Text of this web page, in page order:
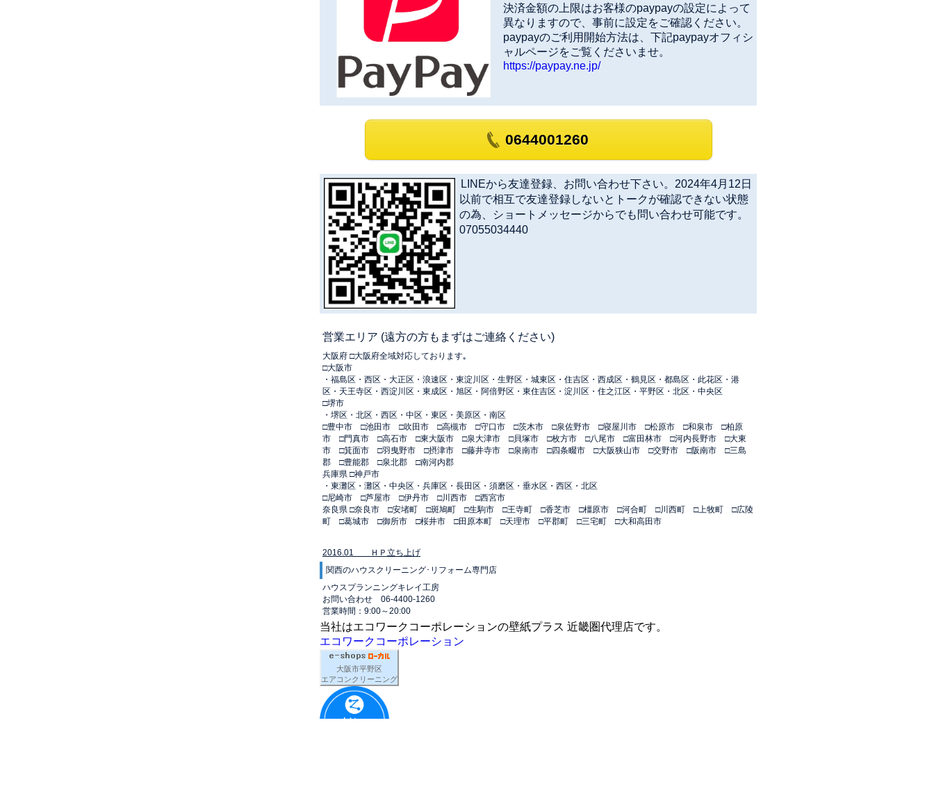
決済金額の上限はお客様のpaypayの設定によって
異なりますので、事前に設定をご確認ください。
paypayのご利用開始方法は、下記paypayオフィシ
ャルページをご覧くださいませ。
https://paypay.ne.jp/
0644001260
LINEから友達登録、お問い合わせ下さい。2024年4月12日
以前で相互で友達登録しないとトークが確認できない状態
の為、ショートメッセージからでも問い合わせ可能です。
07055034440
営業エリア (遠方の方もまずはご連絡ください)
大阪府 □大阪府全域対応しております｡
□大阪市
・福島区・西区・大正区・浪速区・東淀川区・生野区・城東区・住吉区・西成区・鶴見区・都島区・此花区・港
区・天王寺区・西淀川区・東成区・旭区・阿倍野区・東住吉区・淀川区・住之江区・平野区・北区・中央区
□堺市
・堺区・北区・西区・中区・東区・美原区・南区
□豊中市 □池田市 □吹田市 □高槻市 □守口市 □茨木市 □泉佐野市 □寝屋川市 □松原市 □和泉市 □柏原
市 □門真市 □高石市 □東大阪市 □泉大津市 □貝塚市 □枚方市 □八尾市 □富田林市 □河内長野市 □大東
市 □箕面市 □羽曳野市 □摂津市 □藤井寺市 □泉南市 □四条畷市 □大阪狭山市 □交野市 □阪南市 □三島
郡 □豊能郡 □泉北郡 □南河内郡
兵庫県 □神戸市
・東灘区・灘区・中央区・兵庫区・長田区・須磨区・垂水区・西区・北区
□尼崎市 □芦屋市 □伊丹市 □川西市 □西宮市
奈良県 □奈良市 □安堵町 □斑鳩町 □生駒市 □王寺町 □香芝市 □橿原市 □河合町 □川西町 □上牧町 □広陵
町 □葛城市 □御所市 □桜井市 □田原本町 □天理市 □平郡町 □三宅町 □大和高田市
2016.01 ＨＰ立ち上げ
関西のハウスクリーニング･リフォーム専門店
ハウスプランニングキレイ工房
お問い合わせ 06-4400-1260
営業時間：9:00～20:00
当社はエコワークコーポレーションの壁紙プラス 近畿圏代理店です。
エコワークコーポレーション
大阪市平野区
エアコンクリーニング